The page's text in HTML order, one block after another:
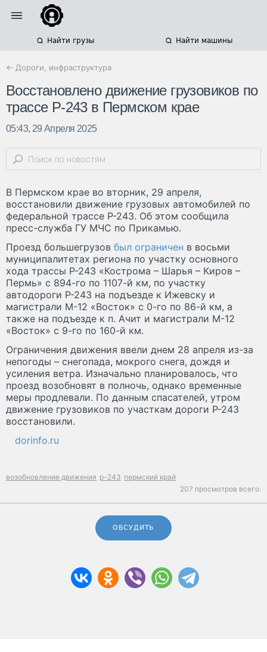
Найти грузы Найти машины
← Дороги, инфраструктура
Восстановлено движение грузовиков по
трассе Р-243 в Пермском крае
05:43, 29 Апреля 2025
В Пермском крае во вторник, 29 апреля,
восстановили движение грузовых автомобилей по
федеральной трассе Р-243. Об этом сообщила
пресс-служба ГУ МЧС по Прикамью.
Проезд большегрузов был ограничен в восьми
муниципалитетах региона по участку основного
хода трассы Р-243 «Кострома – Шарья – Киров –
Пермь» с 894-го по 1107-й км, по участку
автодороги Р-243 на подъезде к Ижевску и
магистрали М-12 «Восток» с 0-го по 86-й км, а
также на подъезде к п. Ачит и магистрали М-12
«Восток» с 9-го по 160-й км.
Ограничения движения ввели днем 28 апреля из-за
непогоды – снегопада, мокрого снега, дождя и
усиления ветра. Изначально планировалось, что
проезд возобновят в полночь, однако временные
меры продлевали. По данным спасателей, утром
движение грузовиков по участкам дороги Р-243
восстановили.
dorinfo.ru
возобновление движения р-243 пермский край
207 просмотров всего.
ОБСУДИТЬ